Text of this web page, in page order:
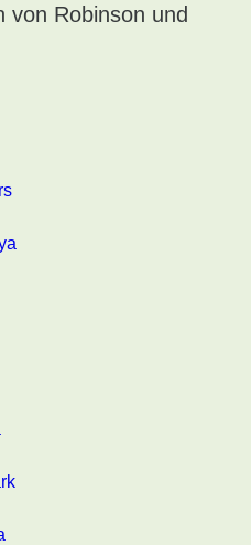
von Robinson und